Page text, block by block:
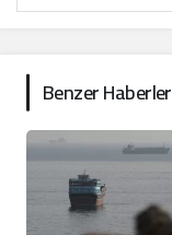
Benzer Haberler